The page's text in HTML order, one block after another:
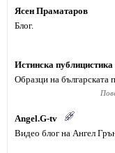
Ясен Праматаров
Блог.
Истинска публицистика
Образци на българската
Angel.G-tv
Видео блог на Ангел